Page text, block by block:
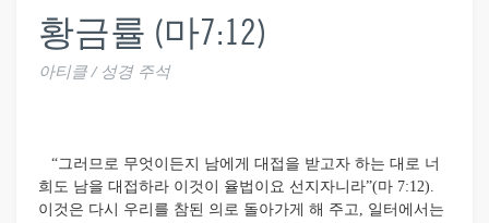
황금률 (마7:12)
아티클 / 성경 주석
“그러므로 무엇이든지 남에게 대접을 받고자 하는 대로 너
희도 남을 대접하라 이것이 율법이요 선지자니라”(마 7:12).
이것은 다시 우리를 참된 의로 돌아가게 해 주고, 일터에서는